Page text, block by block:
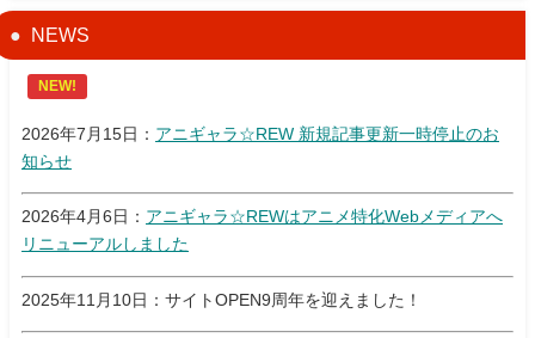
NEWS
NEW!
2026年7月15日： アニギャラ☆REW 新規記事更新一時停止のお
知らせ
2026年4月6日： アニギャラ☆REWはアニメ特化Webメディアへ
リニューアルしました
2025年11月10日：サイトOPEN9周年を迎えました！